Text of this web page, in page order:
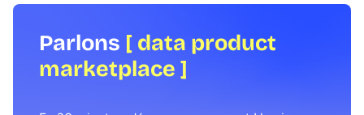
Parlons [ data product
marketplace ]